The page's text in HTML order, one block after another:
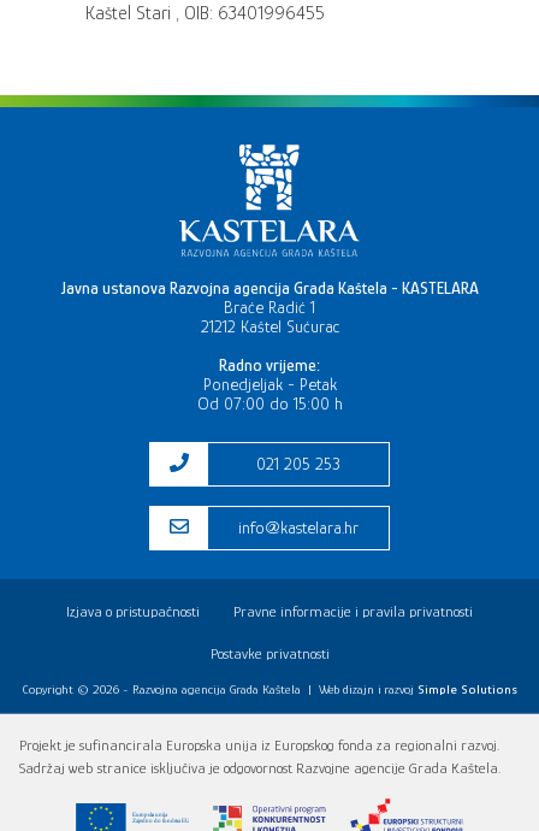
Kaštel Stari , OIB: 63401996455
Javna ustanova Razvojna agencija Grada Kaštela - KASTELARA
Braće Radić 1
21212 Kaštel Sućurac
Radno vrijeme:
Ponedjeljak - Petak
Od 07:00 do 15:00 h
021 205 253
info@kastelara.hr
Copyright © 2026 - Razvojna agencija Grada Kaštela | Web dizajn i razvoj Simple Solutions
Izjava o pristupačnosti Pravne informacije i pravila privatnosti
Postavke privatnosti
Projekt je sufinancirala Europska unija iz Europskog fonda za regionalni razvoj.
Sadržaj web stranice isključiva je odgovornost Razvojne agencije Grada Kaštela.